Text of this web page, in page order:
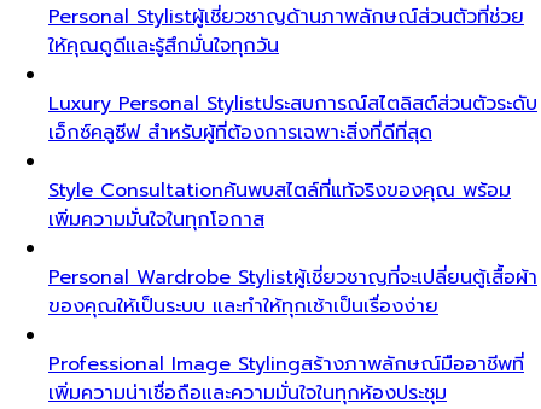
Personal Stylistผู้เชี่ยวชาญด้านภาพลักษณ์ส่วนตัวที่ช่วย
ให้คุณดูดีและรู้สึกมั่นใจทุกวัน
Luxury Personal Stylistประสบการณ์สไตลิสต์ส่วนตัวระดับ
เอ็กซ์คลูซีฟ สำหรับผู้ที่ต้องการเฉพาะสิ่งที่ดีที่สุด
Style Consultationค้นพบสไตล์ที่แท้จริงของคุณ พร้อม
เพิ่มความมั่นใจในทุกโอกาส
Personal Wardrobe Stylistผู้เชี่ยวชาญที่จะเปลี่ยนตู้เสื้อผ้า
ของคุณให้เป็นระบบ และทำให้ทุกเช้าเป็นเรื่องง่าย
Professional Image Stylingสร้างภาพลักษณ์มืออาชีพที่
เพิ่มความน่าเชื่อถือและความมั่นใจในทุกห้องประชุม